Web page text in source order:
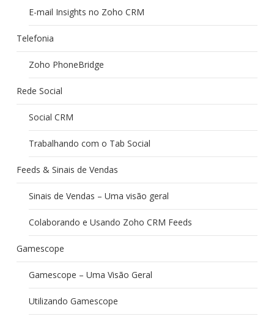
E-mail Insights no Zoho CRM
Telefonia
Zoho PhoneBridge
Rede Social
Social CRM
Trabalhando com o Tab Social
Feeds & Sinais de Vendas
Sinais de Vendas – Uma visão geral
Colaborando e Usando Zoho CRM Feeds
Gamescope
Gamescope – Uma Visão Geral
Utilizando Gamescope